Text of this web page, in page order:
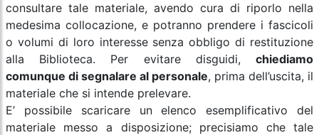
consultare tale materiale, avendo cura di riporlo nella
medesima collocazione, e potranno prendere i fascicoli
o volumi di loro interesse senza obbligo di restituzione
alla Biblioteca. Per evitare disguidi, chiediamo
comunque di segnalare al personale, prima dell’uscita, il
materiale che si intende prelevare.
E’ possibile scaricare un elenco esemplificativo del
materiale messo a disposizione; precisiamo che tale